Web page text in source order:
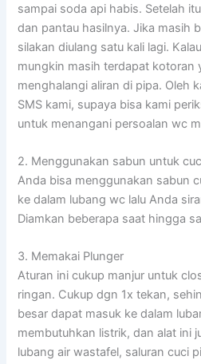
sampai soda api habis. Setelah
dan pantau hasilnya. Jika masih
silakan diulang satu kali lagi.
mungkin masih terdapat kotoran
menghalangi aliran di pipa. Oleh
SMS kami, supaya bisa kami
untuk menangani persoalan wc
2. Menggunakan sabun untuk
Anda bisa menggunakan sabun
ke dalam lubang wc lalu Anda
Diamkan beberapa saat hingga
3. Memakai Plunger
Aturan ini cukup manjur untuk
ringan. Cukup dgn 1x tekan,
besar dapat masuk ke dalam
membutuhkan listrik, dan alat ini
lubang air wastafel, saluran cuci